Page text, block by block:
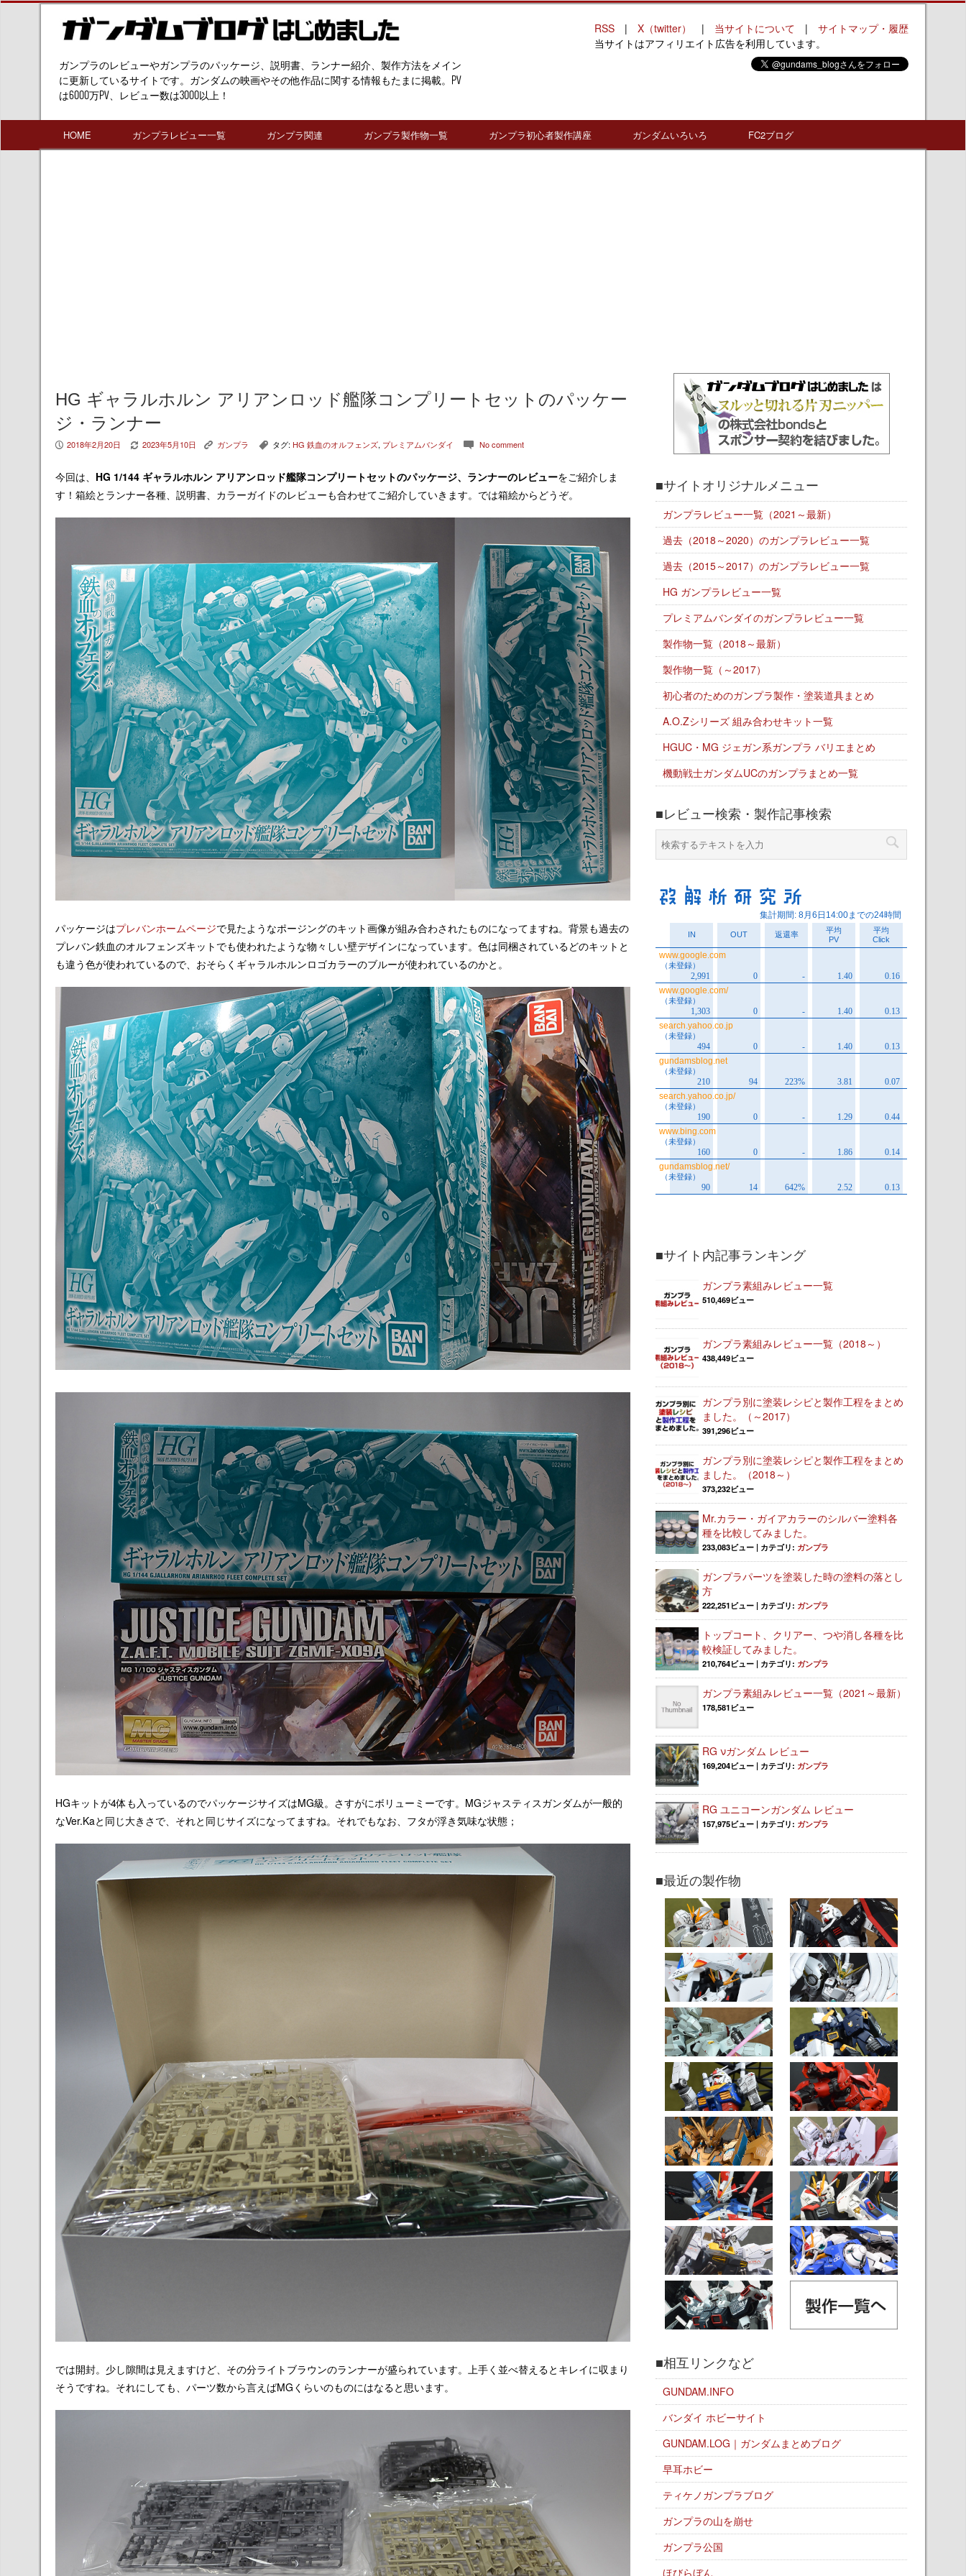
ガンプラのレビューやガンプラのパッケージ、説明書、ランナー紹介、製作方法をメイン
に更新しているサイトです。ガンダムの映画やその他作品に関する情報もたまに掲載。PV
は6000万PV、レビュー数は3000以上！
RSS | X（twitter） | 当サイトについて | サイトマップ・履歴
当サイトはアフィリエイト広告を利用しています。
HOME ガンプラレビュー一覧 ガンプラ関連 ガンプラ製作物一覧 ガンプラ初心者製作講座 ガンダムいろいろ FC2ブログ
HG ギャラルホルン アリアンロッド艦隊コンプリートセットのパッケー
ジ・ランナー
P 2018年2月20日 V 2023年5月10日 K ガンプラ , タグ: HG 鉄血のオルフェンズ, プレミアムバンダイ c No comment
今回は、 HG 1/144 ギャラルホルン アリアンロッド艦隊コンプリートセットのパッケージ、ランナーのレビューをご紹介しま
す！箱絵とランナー各種、説明書、カラーガイドのレビューも合わせてご紹介していきます。では箱絵からどうぞ。
パッケージはプレバンホームページで見たようなポージングのキット画像が組み合わされたものになってますね。背景も過去の
プレバン鉄血のオルフェンズキットでも使われたような物々しい壁デザインになっています。色は同梱されているどのキットと
も違う色が使われているので、おそらくギャラルホルンロゴカラーのブルーが使われているのかと。
HGキットが4体も入っているのでパッケージサイズはMG級。さすがにボリューミーです。MGジャスティスガンダムが一般的
なVer.Kaと同じ大きさで、それと同じサイズになってますね。それでもなお、フタが浮き気味な状態；
では開封。少し隙間は見えますけど、その分ライトブラウンのランナーが盛られています。上手く並べ替えるとキレイに収まり
そうですね。それにしても、パーツ数から言えばMGくらいのものにはなると思います。
■サイトオリジナルメニュー
ガンプラレビュー一覧（2021～最新）
過去（2018～2020）のガンプラレビュー一覧
過去（2015～2017）のガンプラレビュー一覧
HG ガンプラレビュー一覧
プレミアムバンダイのガンプラレビュー一覧
製作物一覧（2018～最新）
製作物一覧（～2017）
初心者のためのガンプラ製作・塗装道具まとめ
A.O.Zシリーズ 組み合わせキット一覧
HGUC・MG ジェガン系ガンプラ バリエまとめ
機動戦士ガンダムUCのガンプラまとめ一覧
■レビュー検索・製作記事検索
■サイト内記事ランキング
ガンプラ素組みレビュー一覧
510,469ビュー
ガンプラ素組みレビュー一覧（2018～）
438,449ビュー
ガンプラ別に塗装レシピと製作工程をまとめ
ました。（～2017）
391,296ビュー
ガンプラ別に塗装レシピと製作工程をまとめ
ました。（2018～）
373,232ビュー
Mr.カラー・ガイアカラーのシルバー塗料各
種を比較してみました。
233,083ビュー | カテゴリ: ガンプラ
ガンプラパーツを塗装した時の塗料の落とし
方
222,251ビュー | カテゴリ: ガンプラ
トップコート、クリアー、つや消し各種を比
較検証してみました。
210,764ビュー | カテゴリ: ガンプラ
ガンプラ素組みレビュー一覧（2021～最新）
178,581ビュー
RG νガンダム レビュー
169,204ビュー | カテゴリ: ガンプラ
RG ユニコーンガンダム レビュー
157,975ビュー | カテゴリ: ガンプラ
■最近の製作物
■相互リンクなど
GUNDAM.INFO
バンダイ ホビーサイト
GUNDAM.LOG｜ガンダムまとめブログ
早耳ホビー
ティケノガンプラブログ
ガンプラの山を崩せ
ガンプラ公国
ほびらぼん